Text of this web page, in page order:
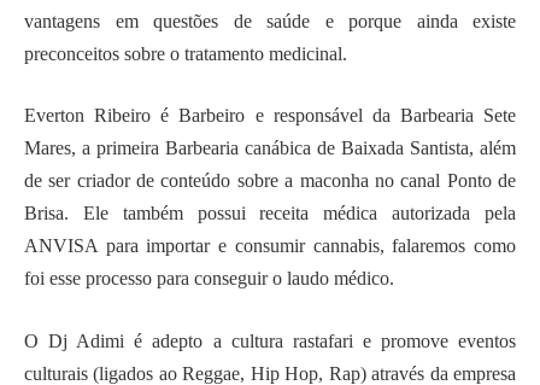
vantagens em questões de saúde e porque ainda existe
preconceitos sobre o tratamento medicinal.
Everton Ribeiro é Barbeiro e responsável da Barbearia Sete
Mares, a primeira Barbearia canábica de Baixada Santista, além
de ser criador de conteúdo sobre a maconha no canal Ponto de
Brisa. Ele também possui receita médica autorizada pela
ANVISA para importar e consumir cannabis, falaremos como
foi esse processo para conseguir o laudo médico.
O Dj Adimi é adepto a cultura rastafari e promove eventos
culturais (ligados ao Reggae, Hip Hop, Rap) através da empresa